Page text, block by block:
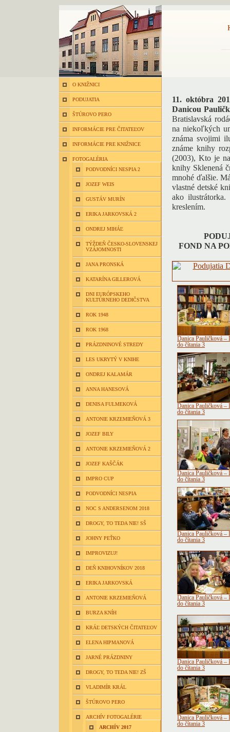
O KNIŽNICI
PODUJATIA
ŠTÚROVO PERO
INFORMÁCIE PRE ČITATEĽOV
INFORMÁCIE PRE KNIŽNICE
FOTOGALÉRIA
PODVODNÍCI NESPIA 2
JOZEF WEIS
GUSTÁV MURÍN
ERIKA JARKOVSKÁ 2
ONDREJ MIHÁĽ
TÝŽDEŇ ČESKO-SLOVENSKEJ
VZÁJOMNOSTI
JANA PRONSKÁ
KATARÍNA GILLEROVÁ
DNI EURÓPSKEHO
KULTÚRNEHO DEDIČSTVA
ROK 1948
ROK 1968
PRÁZDNINOVÉ STREDY
LES UKRYTÝ V KNIHE
ONDREJ KALAMÁR
ANNA HANESOVÁ
DENISA FULMEKOVÁ
ANTONIE KRZEMIEŇOVÁ 3
JOZEF BILY
ANTONIE KRZEMIEŇOVÁ 2
JOZEF KAŠČÁK
IMPRO CUP
PODVODNÍCI NESPIA
NOC S ANDERSENOM 2018
DROGY, TO TEDA NIE! SŠ
JOHNY PEŤKO
IMPROVIZUJ!
DEŇ KNIHOVNÍKOV 2018
ERIKA JARKOVSKÁ
ANTONIE KRZEMIEŇOVÁ
BURZA KNÍH
KRÁĽ DETSKÝCH ČITATEĽOV
ELENA HIPMANOVÁ
JARNÉ PRÁZDNINY
DROGY, TO TEDA NIE! ZŠ
VLADIMÍR KRÁL
ŠTÚROVO PERO
ARCHÍV FOTOGALÉRIE
ARCHÍV 2017
11. októbra
Danicou
Bratislavská
na niekoľkých
známa svojimi
známe knihy
(2003), Kto je
knihy Sklenená
mnohé ďalšie.
vlastné detské
ako
kreslením.
FOND NA
Danica Pauličková –
do čítania 3
Danica Pauličková –
do čítania 3
Danica Pauličková –
do čítania 3
Danica Pauličková –
do čítania 3
Danica Pauličková –
do čítania 3
Danica Pauličková –
do čítania 3
Danica Pauličková –
do čítania 3